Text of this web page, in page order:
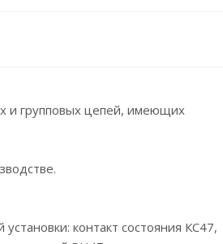
и групповых цепей, имеющих
контакт состояния КС47,